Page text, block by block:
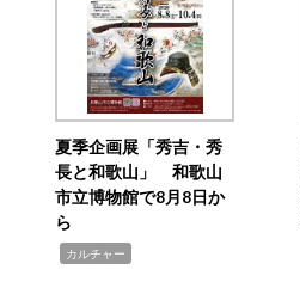
夏季企画展「秀吉・秀
長と和歌山」 和歌山
市立博物館で8月8日か
ら
カルチャー